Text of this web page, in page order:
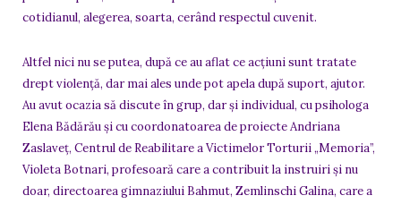
cotidianul, alegerea, soarta, cerând respectul cuvenit.
Altfel nici nu se putea, după ce au aflat ce acțiuni sunt tratate
drept violență, dar mai ales unde pot apela după suport, ajutor.
Au avut ocazia să discute în grup, dar și individual, cu psihologa
Elena Bădărău și cu coordonatoarea de proiecte Andriana
Zaslaveț, Centrul de Reabilitare a Victimelor Torturii „Memoria”,
Violeta Botnari, profesoară care a contribuit la instruiri și nu
doar, directoarea gimnaziului Bahmut, Zemlinschi Galina, care a